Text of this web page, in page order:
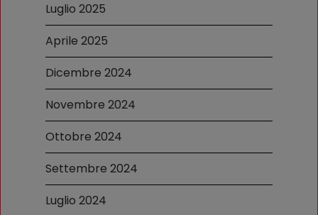
Luglio 2025
Aprile 2025
Dicembre 2024
Novembre 2024
Ottobre 2024
Settembre 2024
Luglio 2024